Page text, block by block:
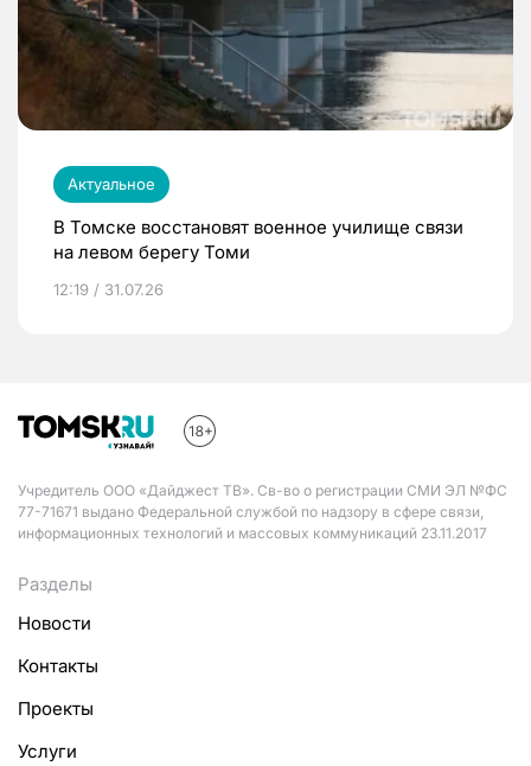
Актуальное
В Томске восстановят военное училище связи
на левом берегу Томи
12:19 / 31.07.26
Учредитель ООО «Дайджест ТВ». Св-во о регистрации СМИ ЭЛ №ФС
77-71671 выдано Федеральной службой по надзору в сфере связи,
информационных технологий и массовых коммуникаций 23.11.2017
Разделы
Новости
Контакты
Проекты
Услуги